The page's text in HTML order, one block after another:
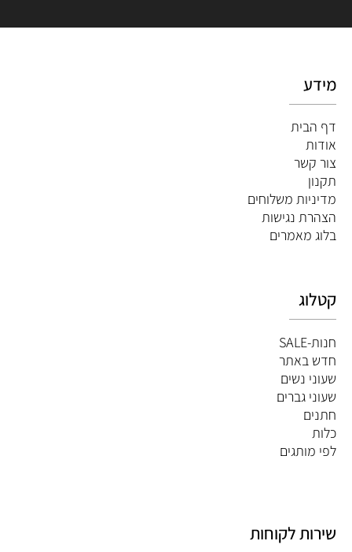
מידע
דף הבית
אודות
צור קשר
תקנון
מדיניות משלוחים
הצהרת נגישות
בלוג מאמרים
קטלוג
חנות-SALE
חדש באתר
שעוני נשים
שעוני גברים
חתנים
כלות
לפי מותגים
שירות לקוחות